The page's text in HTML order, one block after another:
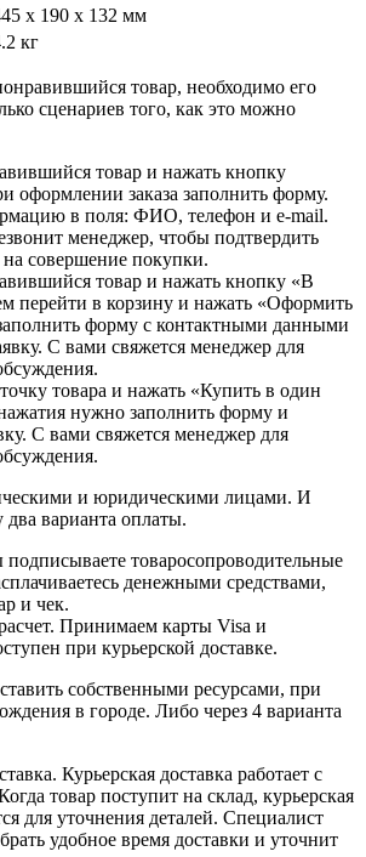
х 190 х 132 мм
кг
товар, необходимо его
сценариев того, как это можно
товар и нажать кнопку
оформлении заказа заполнить форму.
в поля: ФИО, телефон и e-mail.
менеджер, чтобы подтвердить
на совершение покупки.
товар и нажать кнопку «В
перейти в корзину и нажать «Оформить
форму с контактными данными
С вами свяжется менеджер для
товара и нажать «Купить в один
нужно заполнить форму и
С вами свяжется менеджер для
и юридическими лицами. И
два варианта оплаты.
товаросопроводительные
денежными средствами,
и чек.
Принимаем карты Visa и
при курьерской доставке.
собственными ресурсами, при
в городе. Либо через 4 варианта
Курьерская доставка работает с
товар поступит на склад, курьерская
для уточнения деталей. Специалист
удобное время доставки и уточнит